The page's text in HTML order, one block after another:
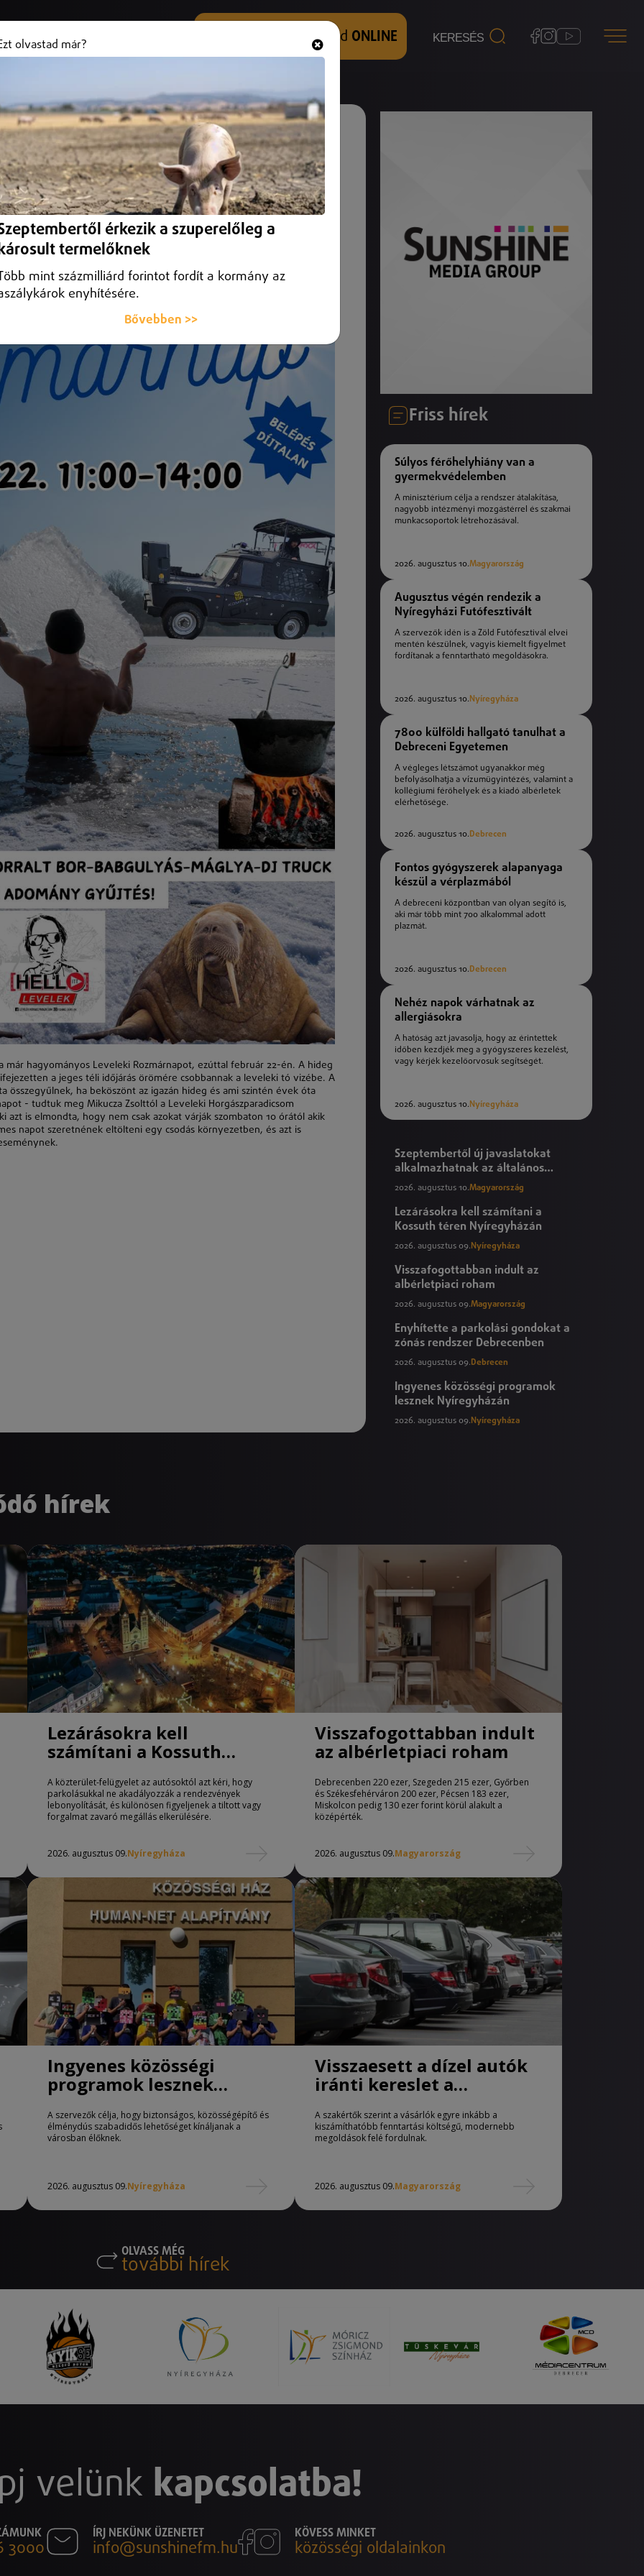
+36 (20) 316 3000 Hallgasd és nézd ONLINE
a Leveleki Rozmárok
már hagyományos Leveleki Rozmárnapot, ezúttal február 22-én.
már hagyományos Leveleki Rozmárnapot, ezúttal február 22-én. A hideg
a jeges téli időjárás örömére csobbannak a leveleki tó vizébe. A
összegyűlnek, ha beköszönt az igazán hideg és ami szintén évek óta
- tudtuk meg Mikucza Zsolttól a Leveleki Horgászparadicsom
azt is elmondta, hogy nem csak azokat várják szombaton 10 órától akik
napot szeretnének eltölteni egy csodás környezetben, és azt is
Friss hírek
Súlyos férőhelyhiány van a
gyermekvédelemben
A minisztérium célja a rendszer átalakítása,
nagyobb intézményi mozgástérrel és szakmai
munkacsoportok létrehozásával.
2026. augusztus 10.Magyarország
Augusztus végén rendezik a
Nyíregyházi Futófesztivált
A szervezők idén is a Zöld Futófesztivál elvei
mentén készülnek, vagyis kiemelt figyelmet
fordítanak a fenntartható megoldásokra.
2026. augusztus 10. Nyíregyháza
7800 külföldi hallgató tanulhat a
Debreceni Egyetemen
A végleges létszámot ugyanakkor még
befolyásolhatja a vízumügyintézés, valamint a
kollégiumi férőhelyek és a kiadó albérletek
elérhetősége.
2026. augusztus 10.Debrecen
Fontos gyógyszerek alapanyaga
készül a vérplazmából
A debreceni központban van olyan segítő is,
aki már több mint 700 alkalommal adott
plazmát.
2026. augusztus 10.Debrecen
Nehéz napok várhatnak az
allergiásokra
A hatóság azt javasolja, hogy az érintettek
időben kezdjék meg a gyógyszeres kezelést,
vagy kérjék kezelőorvosuk segítségét.
2026. augusztus 10. Nyíregyháza
Szeptembertől új javaslatokat
alkalmazhatnak az általános
iskolák
2026. augusztus 10.Magyarország
Lezárásokra kell számítani a
Kossuth téren Nyíregyházán
2026. augusztus 09. Nyíregyháza
Visszafogottabban indult az
albérletpiaci roham
2026. augusztus 09.Magyarország
Enyhítette a parkolási gondokat a
zónás rendszer Debrecenben
2026. augusztus 09.Debrecen
Ingyenes közösségi programok
lesznek Nyíregyházán
2026. augusztus 09. Nyíregyháza
hírek
Lezárásokra kell
számítani a Kossuth
A közterület-felügyelet az autósoktól azt kéri, hogy
parkolásukkal ne akadályozzák a rendezvények
lebonyolítását, és különösen figyeljenek a tiltott vagy
forgalmat zavaró megállás elkerülésére.
2026. augusztus 09.Nyíregyháza
Visszafogottabban indult
az albérletpiaci roham
Debrecenben 220 ezer, Szegeden 215 ezer, Győrben
és Székesfehérváron 200 ezer, Pécsen 183 ezer,
Miskolcon pedig 130 ezer forint körül alakult a
középérték.
2026. augusztus 09.Magyarország
Ingyenes közösségi
programok lesznek
Nyíregyházán
A szervezők célja, hogy biztonságos, közösségépítő és
élménydús szabadidős lehetőséget kínáljanak a
városban élőknek.
2026. augusztus 09.Nyíregyháza
Visszaesett a dízel autók
iránti kereslet a
A szakértők szerint a vásárlók egyre inkább a
kiszámíthatóbb fenntartási költségű, modernebb
megoldások felé fordulnak.
2026. augusztus 09.Magyarország
OLVASS MÉG
további hírek
velünk kapcsolatba!
3000
ÍRJ NEKÜNK ÜZENETET
info@sunshinefm.hu
KÖVESS MINKET
közösségi oldalainkon
olvastad már?
érkezik a szuperelőleg a
károsult termelőknek
mint százmilliárd forintot fordít a kormány az
enyhítésére.
Bővebben >>